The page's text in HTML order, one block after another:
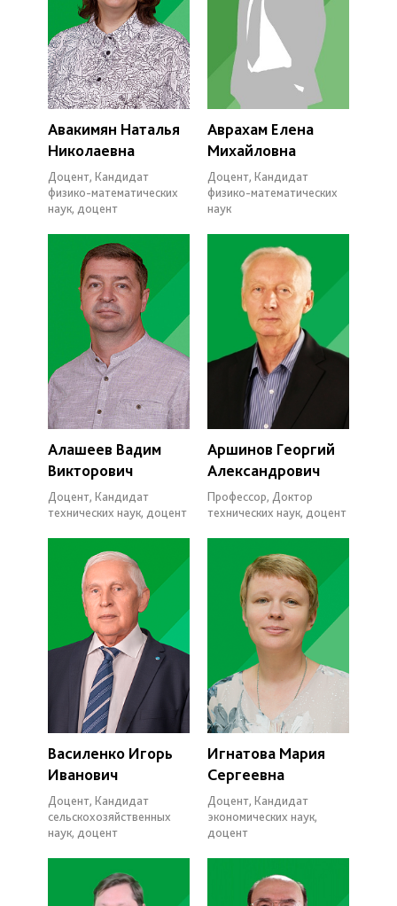
Авакимян Наталья
Николаевна
Доцент, Кандидат
физико-математических
наук, доцент
Аврахам Елена
Михайловна
Доцент, Кандидат
физико-математических
наук
Алашеев Вадим
Викторович
Доцент, Кандидат
технических наук, доцент
Аршинов Георгий
Александрович
Профессор, Доктор
технических наук, доцент
Василенко Игорь
Иванович
Доцент, Кандидат
сельскохозяйственных
наук, доцент
Игнатова Мария
Сергеевна
Доцент, Кандидат
экономических наук,
доцент